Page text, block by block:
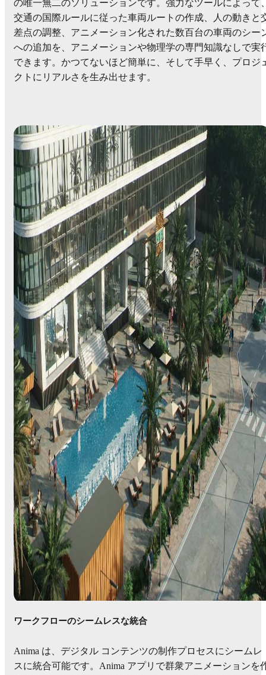
の唯一無二のソリューションです。強力なツールによって
交通の国際ルールに従った車両ルートの作成、人の動きと
差点の調整、アニメーション化された数百台の車両のシー
への追加を、アニメーションや物理学の専門知識なしで実
できます。かつてないほど簡単に、そして手早く、プロジ
クトにリアルさを生み出せます。
ワークフローのシームレスな統合
Anima は、デジタル コンテンツの制作プロセスにシームレ
スに統合可能です。Anima アプリで群衆アニメーションを